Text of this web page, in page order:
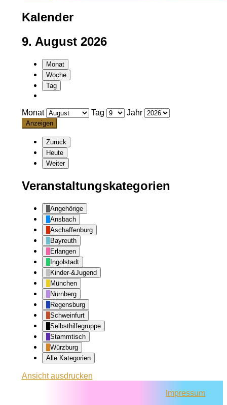
Kalender
9. August 2026
Monat
Woche
Tag
Monat Tag Jahr
Zurück
Heute
Weiter
Veranstaltungskategorien
Angehörige
Ansbach
Aschaffenburg
Bayreuth
Erlangen
Ingolstadt
Kinder-&Jugend
München
Nürnberg
Regensburg
Schweinfurt
Selbsthilfegruppe
Stammtisch
Würzburg
Alle Kategorien
Ansichtausdrucken
Impressum